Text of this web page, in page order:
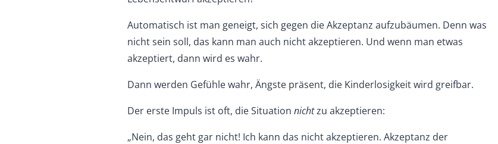
Automatisch ist man geneigt, sich gegen die Akzeptanz aufzubäumen. Denn was
nicht sein soll, das kann man auch nicht akzeptieren. Und wenn man etwas
akzeptiert, dann wird es wahr.
Dann werden Gefühle wahr, Ängste präsent, die Kinderlosigkeit wird greifbar.
Der erste Impuls ist oft, die Situationnichtzu akzeptieren:
„Nein, das geht gar nicht! Ich kann das nicht akzeptieren. Akzeptanz der